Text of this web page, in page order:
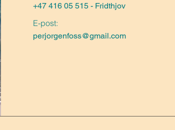
+47 416 05 515 - Fridthjov
E-post:
perjorgenfoss@gmail.com